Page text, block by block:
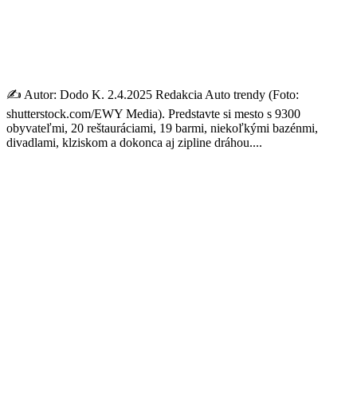
✍️ Autor: Dodo K. 2.4.2025 Redakcia Auto trendy (Foto:
shutterstock.com/EWY Media). Predstavte si mesto s 9300
obyvateľmi, 20 reštauráciami, 19 barmi, niekoľkými bazénmi,
divadlami, klziskom a dokonca aj zipline dráhou....